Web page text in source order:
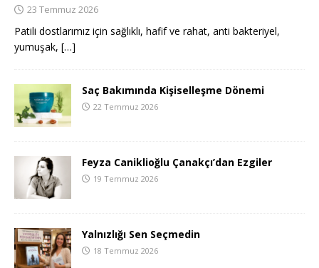
23 Temmuz 2026
Patili dostlarımız için sağlıklı, hafif ve rahat, anti bakteriyel,
yumuşak, […]
Saç Bakımında Kişiselleşme Dönemi
22 Temmuz 2026
Feyza Caniklioğlu Çanakçı’dan Ezgiler
19 Temmuz 2026
Yalnızlığı Sen Seçmedin
18 Temmuz 2026